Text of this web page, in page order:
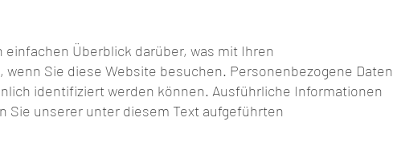
Überblick darüber, was mit Ihren
Sie diese Website besuchen. Personenbezogene Daten
identifiziert werden können. Ausführliche Informationen
Sie unserer unter diesem Text aufgeführten